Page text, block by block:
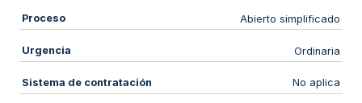
Proceso Abierto simplificado
Urgencia Ordinaria
Sistema de contratación No aplica